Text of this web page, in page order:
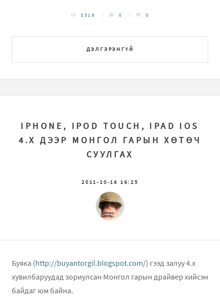
ДЭЛГЭРЭНГҮЙ
3318 0 0
IPHONE, IPOD TOUCH, IPAD IOS
4.X ДЭЭР МОНГОЛ ГАРЫН ХӨТӨЧ
СУУЛГАХ
2011-10-16 16:25
Буяка (http://buyantorgil.blogspot.com/) гээд залуу 4.x
хувилбаруудад зориулсан Монгол гарын драйвер хийсэн
байдаг юм байна.